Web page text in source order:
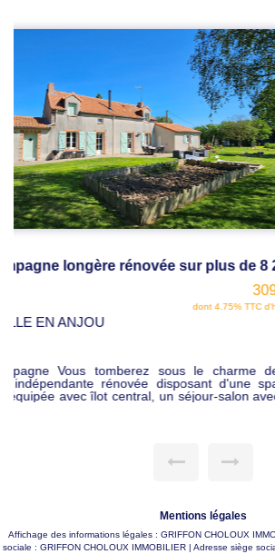
CHEMILLE EN ANJOU
En campagne Vous tomberez sous
longère indépendante rénovée
cuisine équipée avec îlot central, un
terrasse sur un jardin clos et arboré avec
Mentions légales
Affichage des informations légales : GRIFFON CHOLOUX
sociale : GRIFFON CHOLOUX IMMOBILIER | Adresse siège